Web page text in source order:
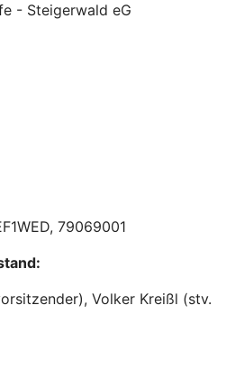
- Steigerwald eG
79069001
Volker Kreißl (stv.